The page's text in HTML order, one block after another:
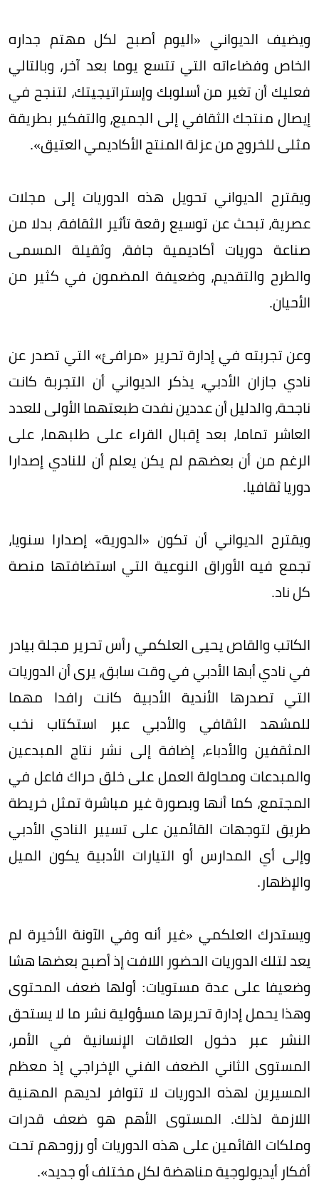
ويضيف الديواني «اليوم أصبح لكل مهتم جداره
الخاص وفضاءاته التي تتسع يوما بعد آخر، وبالتالي
فعليك أن تغير من أسلوبك وإستراتيجيتك، لتنجح في
إيصال منتجك الثقافي إلى الجميع، والتفكير بطريقة
مثلى للخروج من عزلة المنتج الأكاديمي العتيق».
ويقترح الديواني تحويل هذه الدوريات إلى مجلات
عصرية، تبحث عن توسيع رقعة تأثير الثقافة، بدلا من
صناعة دوريات أكاديمية جافة، وثقيلة المسمى
والطرح والتقديم، وضعيفة المضمون في كثير من
الأحيان.
وعن تجربته في إدارة تحرير «مرافئ» التي تصدر عن
نادي جازان الأدبي، يذكر الديواني أن التجربة كانت
ناجحة، والدليل أن عددين نفدت طبعتهما الأولى للعدد
العاشر تماما، بعد إقبال القراء على طلبهما، على
الرغم من أن بعضهم لم يكن يعلم أن للنادي إصدارا
دوريا ثقافيا.
ويقترح الديواني أن تكون «الدورية» إصدارا سنويا،
تجمع فيه الأوراق النوعية التي استضافتها منصة
كل ناد.
الكاتب والقاص يحيى العلكمي رأس تحرير مجلة بيادر
في نادي أبها الأدبي في وقت سابق، يرى أن الدوريات
التي تصدرها الأندية الأدبية كانت رافدا مهما
للمشهد الثقافي والأدبي عبر استكتاب نخب
المثقفين والأدباء، إضافة إلى نشر نتاج المبدعين
والمبدعات ومحاولة العمل على خلق حراك فاعل في
المجتمع، كما أنها وبصورة غير مباشرة تمثل خريطة
طريق لتوجهات القائمين على تسيير النادي الأدبي
وإلى أي المدارس أو التيارات الأدبية يكون الميل
والإظهار.
ويستدرك العلكمي «غير أنه وفي الآونة الأخيرة لم
يعد لتلك الدوريات الحضور اللافت إذ أصبح بعضها هشا
وضعيفا على عدة مستويات: أولها ضعف المحتوى
وهذا يحمل إدارة تحريرها مسؤولية نشر ما لا يستحق
النشر عبر دخول العلاقات الإنسانية في الأمر،
المستوى الثاني الضعف الفني الإخراجي إذ معظم
المسيرين لهذه الدوريات لا تتوافر لديهم المهنية
اللازمة لذلك. المستوى الأهم هو ضعف قدرات
وملكات القائمين على هذه الدوريات أو رزوحهم تحت
أفكار أيديولوجية مناهضة لكل مختلف أو جديد».